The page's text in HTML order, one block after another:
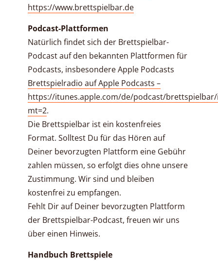
https://www.brettspielbar.de
Podcast-Plattformen
Natürlich findet sich der Brettspielbar-
Podcast auf den bekannten Plattformen für
Podcasts, insbesondere Apple Podcasts
Brettspielradio auf Apple Podcasts –
https://itunes.apple.com/de/podcast/brettspielbar/
mt=2.
Die Brettspielbar ist ein kostenfreies
Format. Solltest Du für das Hören auf
Deiner bevorzugten Plattform eine Gebühr
zahlen müssen, so erfolgt dies ohne unsere
Zustimmung. Wir sind und bleiben
kostenfrei zu empfangen.
Fehlt Dir auf Deiner bevorzugten Plattform
der Brettspielbar-Podcast, freuen wir uns
über einen Hinweis.
Handbuch Brettspiele